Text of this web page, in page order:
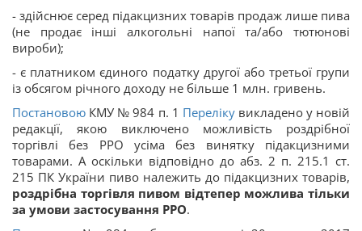
- здійснює серед підакцизних товарів продаж лише пива
(не продає інші алкогольні напої та/або тютюнові
вироби);
- є платником єдиного податку другої або третьої групи
із обсягом річного доходу не більше 1 млн. гривень.
Постановою КМУ № 984 п. 1 Перелікувикладено у новій
редакції, якою виключено можливість роздрібної
торгівлі без РРО усіма без винятку підакцизними
товарами. А оскільки відповідно до абз. 2 п. 215.1 ст.
215 ПК України пиво належить до підакцизних товарів,
роздрібна торгівля пивом відтепер можлива тільки
за умови застосування РРО.